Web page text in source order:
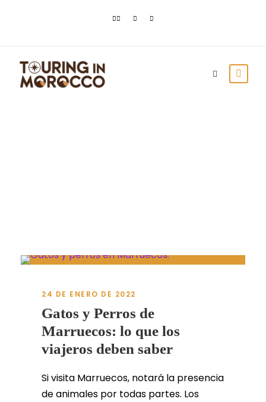
24 DE ENERO DE 2022
Gatos y Perros de
Marruecos: lo que los
viajeros deben saber
Si visita Marruecos, notará la presencia
de animales por todas partes. Los